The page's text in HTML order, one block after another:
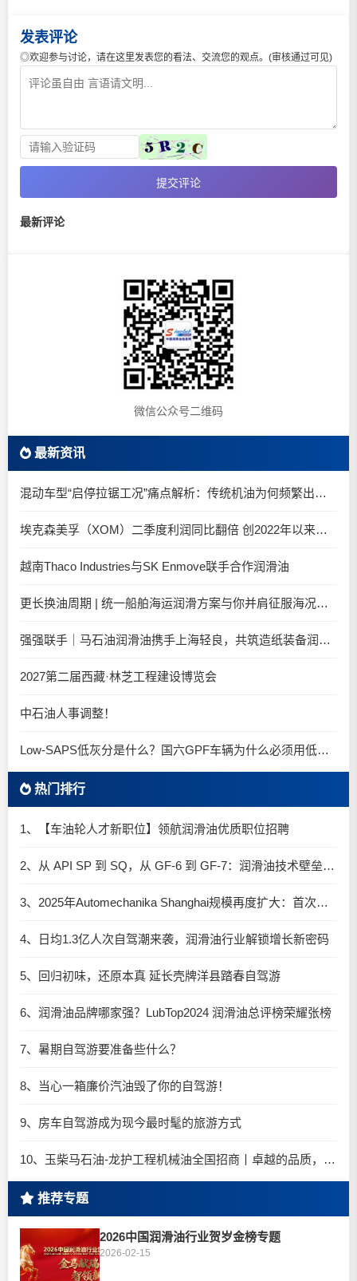
发表评论
◎欢迎参与讨论，请在这里发表您的看法、交流您的观点。(审核通过可见)
提交评论
最新评论
微信公众号二维码
最新资讯
混动车型“启停拉锯工况”痛点解析：传统机油为何频繁出现油泥堆积？
埃克森美孚（XOM）二季度利润同比翻倍 创2022年以来新高
越南Thaco Industries与SK Enmove联手合作润滑油
更长换油周期 | 统一船舶海运润滑方案与你并肩征服海况运维考验
强强联手｜马石油润滑油携手上海轻良，共筑造纸装备润滑新生态
2027第二届西藏·林芝工程建设博览会
中石油人事调整！
Low-SAPS低灰分是什么？国六GPF车辆为什么必须用低灰油
热门排行
1、【车油轮人才新职位】领航润滑油优质职位招聘
2、从 API SP 到 SQ，从 GF-6 到 GF-7：润滑油技术壁垒再升高，你准备好了吗？
3、2025年Automechanika Shanghai规模再度扩大：首次启用国家会展中心（上海）全部15个展馆
4、日均1.3亿人次自驾潮来袭，润滑油行业解锁增长新密码​
5、回归初味，还原本真 延长壳牌洋县踏春自驾游
6、润滑油品牌哪家强？LubTop2024 润滑油总评榜荣耀张榜
7、暑期自驾游要准备些什么？
8、当心一箱廉价汽油毁了你的自驾游！
9、房车自驾游成为现今最时髦的旅游方式
10、玉柴马石油-龙护工程机械油全国招商丨卓越的品质，专业的品牌！
推荐专题
2026中国润滑油行业贺岁金榜专题
2026-02-15